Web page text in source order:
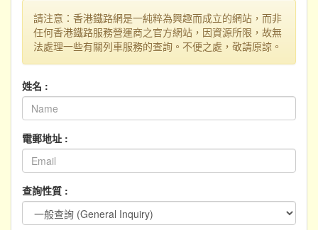
請注意：香港鐵路網是一純粹為興趣而成立的網站，而非
任何香港鐵路服務營運商之官方網站，因資源所限，故無
法處理一些有關列車服務的查詢。不便之處，敬請原諒。
姓名 :
電郵地址 :
查詢性質 :